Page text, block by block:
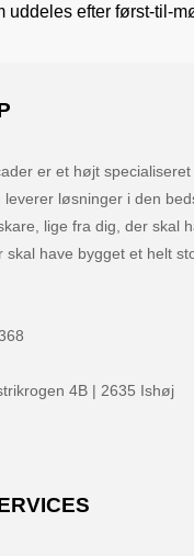
uddeles efter først-til-
er et højt specialiseret
løsninger i den
lige fra dig, der skal
skal have bygget et helt
4B | 2635 Ishøj